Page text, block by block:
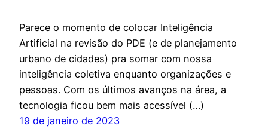
Parece o momento de colocar Inteligência
Artificial na revisão do PDE (e de planejamento
urbano de cidades) pra somar com nossa
inteligência coletiva enquanto organizações e
pessoas. Com os últimos avanços na área, a
tecnologia ficou bem mais acessível (…)
19 de janeiro de 2023